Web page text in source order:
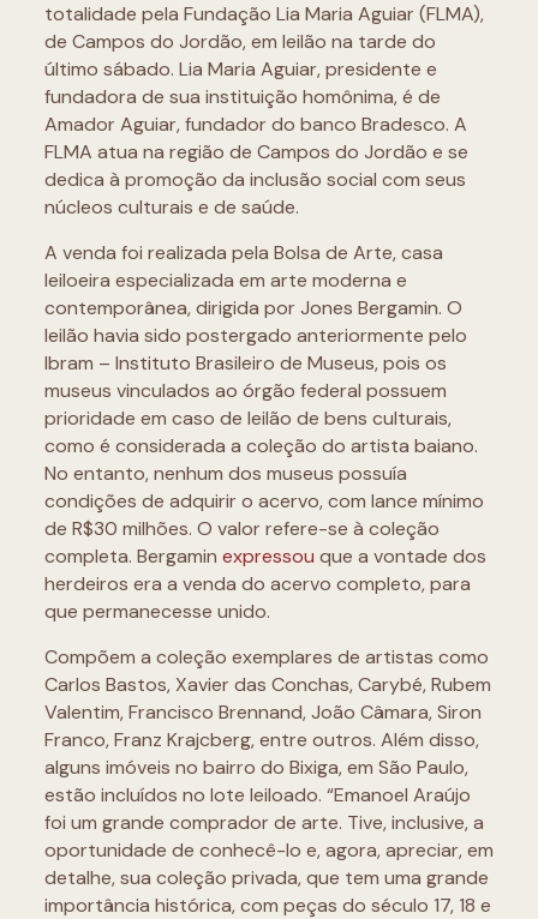
totalidade pela Fundação Lia Maria Aguiar (FLMA),
de Campos do Jordão, em leilão na tarde do
último sábado. Lia Maria Aguiar, presidente e
fundadora de sua instituição homônima, é de
Amador Aguiar, fundador do banco Bradesco. A
FLMA atua na região de Campos do Jordão e se
dedica à promoção da inclusão social com seus
núcleos culturais e de saúde.
A venda foi realizada pela Bolsa de Arte, casa
leiloeira especializada em arte moderna e
contemporânea, dirigida por Jones Bergamin. O
leilão havia sido postergado anteriormente pelo
Ibram – Instituto Brasileiro de Museus, pois os
museus vinculados ao órgão federal possuem
prioridade em caso de leilão de bens culturais,
como é considerada a coleção do artista baiano.
No entanto, nenhum dos museus possuía
condições de adquirir o acervo, com lance mínimo
de R$30 milhões. O valor refere-se à coleção
completa. Bergamin expressou que a vontade dos
herdeiros era a venda do acervo completo, para
que permanecesse unido.
Compõem a coleção exemplares de artistas como
Carlos Bastos, Xavier das Conchas, Carybé, Rubem
Valentim, Francisco Brennand, João Câmara, Siron
Franco, Franz Krajcberg, entre outros. Além disso,
alguns imóveis no bairro do Bixiga, em São Paulo,
estão incluídos no lote leiloado. “Emanoel Araújo
foi um grande comprador de arte. Tive, inclusive, a
oportunidade de conhecê-lo e, agora, apreciar, em
detalhe, sua coleção privada, que tem uma grande
importância histórica, com peças do século 17, 18 e